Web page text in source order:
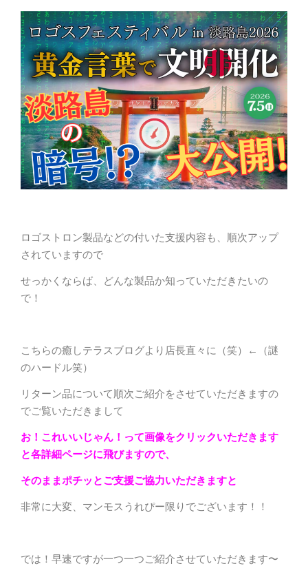
ロゴストロン製品などの付いた支援内容も、順次アップ
されていますので
せっかくならば、どんな製品か知っていただきたいの
で！
こちらの癒しテラスブログより店長直々に（笑）←（謎
のハードル笑）
リターン品について順次ご紹介をさせていただきますの
でご覧いただきまして
お！これいいじゃん！って画像をクリックいただきます
と各詳細ページに飛びますので、
そのままポチッとご支援ご協力いただきますと
非常に大変、マンモスうれぴー限りでございます！！
では！早速ですが一つ一つご紹介させていただきます〜